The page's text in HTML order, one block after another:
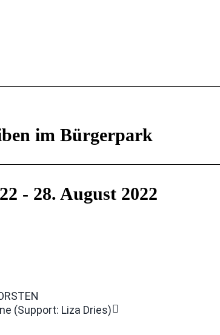
im Bürgerpark
- 28. August 2022
(Support: Liza Dries)